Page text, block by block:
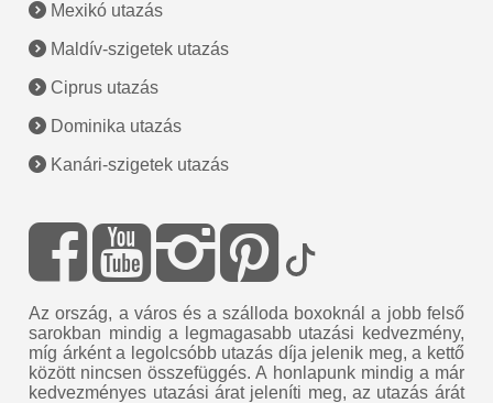
Mexikó utazás
Maldív-szigetek utazás
Ciprus utazás
Dominika utazás
Kanári-szigetek utazás
Az ország, a város és a szálloda boxoknál a jobb felső
sarokban mindig a legmagasabb utazási kedvezmény,
míg árként a legolcsóbb utazás díja jelenik meg, a kettő
között nincsen összefüggés. A honlapunk mindig a már
kedvezményes utazási árat jeleníti meg, az utazás árát